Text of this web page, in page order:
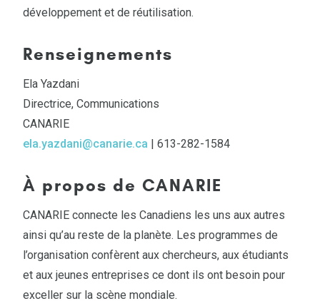
développement et de réutilisation.
Renseignements
Ela Yazdani
Directrice, Communications
CANARIE
ela.yazdani@canarie.ca | 613-282-1584
À propos de CANARIE
CANARIE connecte les Canadiens les uns aux autres
ainsi qu’au reste de la planète. Les programmes de
l’organisation confèrent aux chercheurs, aux étudiants
et aux jeunes entreprises ce dont ils ont besoin pour
exceller sur la scène mondiale.